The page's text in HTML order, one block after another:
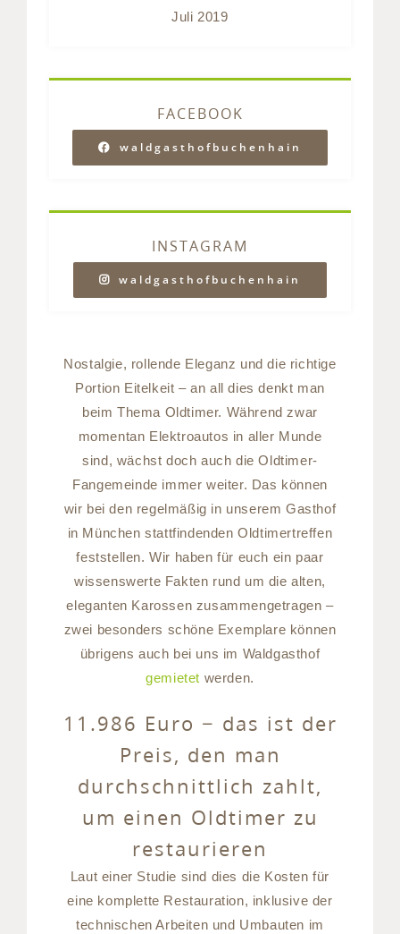
Juli 2019
FACEBOOK
waldgasthofbuchenhain
INSTAGRAM
waldgasthofbuchenhain
Nostalgie, rollende Eleganz und die richtige
Portion Eitelkeit – an all dies denkt man
beim Thema Oldtimer. Während zwar
momentan Elektroautos in aller Munde
sind, wächst doch auch die Oldtimer-
Fangemeinde immer weiter. Das können
wir bei den regelmäßig in unserem Gasthof
in München stattfindenden Oldtimertreffen
feststellen. Wir haben für euch ein paar
wissenswerte Fakten rund um die alten,
eleganten Karossen zusammengetragen –
zwei besonders schöne Exemplare können
übrigens auch bei uns im Waldgasthof
gemietet werden.
11.986 Euro − das ist der
Preis, den man
durchschnittlich zahlt,
um einen Oldtimer zu
restaurieren
Laut einer Studie sind dies die Kosten für
eine komplette Restauration, inklusive der
technischen Arbeiten und Umbauten im